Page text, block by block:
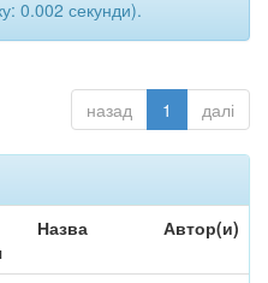
0.002 секунди).
назад 1 далі
Назва Автор(и)